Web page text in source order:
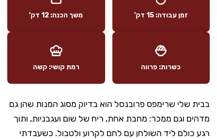
זמן עבודה: 15 דק' משך הכנה: 12 דק'
כשרות: פרווה רמת קושי: קשה
בבית שלי שרימפס פרובנסל הוא בדיוק מסוג המנות שהן גם
מדהים וגם ממכר: מחבת אחת, ריח של שום ועגבניות, ותוך
רגע כולם ליד השולחן עם לחם לקרוע ולטבול. כשעבדתי